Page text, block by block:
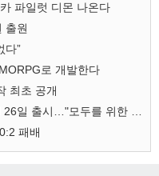
파일럿 디몬 나온다
출원
다”
로 개발한다
최초 공개
패배